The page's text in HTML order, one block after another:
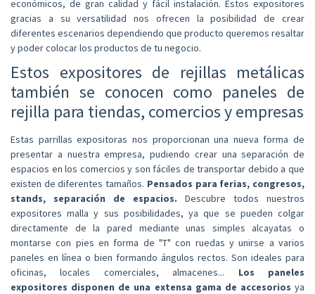
económicos, de gran calidad y fácil instalación. Estos expositores
gracias a su versatilidad nos ofrecen la posibilidad de crear
diferentes escenarios dependiendo que producto queremos resaltar
y poder colocar los productos de tu negocio.
Estos expositores de rejillas metálicas
también se conocen como paneles de
rejilla para tiendas, comercios y empresas
Estas parrillas expositoras nos proporcionan una nueva forma de
presentar a nuestra empresa, pudiendo crear una separación de
espacios en los comercios y son fáciles de transportar debido a que
existen de diferentes tamaños. Pensados para ferias, congresos,
stands, separación de espacios. Descubre todos nuestros
expositores malla y sus posibilidades, ya que se pueden colgar
directamente de la pared mediante unas simples alcayatas o
montarse con pies en forma de "T" con ruedas y unirse a varios
paneles en línea o bien formando ángulos rectos. Son ideales para
oficinas, locales comerciales, almacenes... Los paneles
expositores disponen de una extensa gama de accesorios ya